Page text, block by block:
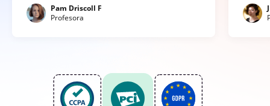
Pam Driscoll F
Profesora